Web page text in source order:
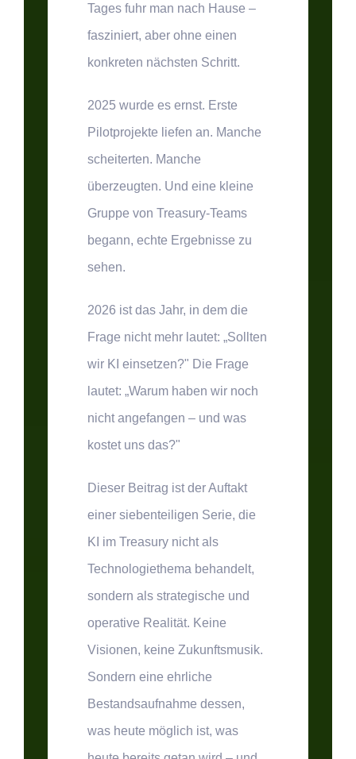
Tages fuhr man nach Hause –
fasziniert, aber ohne einen
konkreten nächsten Schritt.
2025 wurde es ernst. Erste
Pilotprojekte liefen an. Manche
scheiterten. Manche
überzeugten. Und eine kleine
Gruppe von Treasury-Teams
begann, echte Ergebnisse zu
sehen.
2026 ist das Jahr, in dem die
Frage nicht mehr lautet: „Sollten
wir KI einsetzen?" Die Frage
lautet: „Warum haben wir noch
nicht angefangen – und was
kostet uns das?"
Dieser Beitrag ist der Auftakt
einer siebenteiligen Serie, die
KI im Treasury nicht als
Technologiethema behandelt,
sondern als strategische und
operative Realität. Keine
Visionen, keine Zukunftsmusik.
Sondern eine ehrliche
Bestandsaufnahme dessen,
was heute möglich ist, was